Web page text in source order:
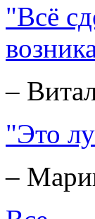
"Всё
–
"Это
–